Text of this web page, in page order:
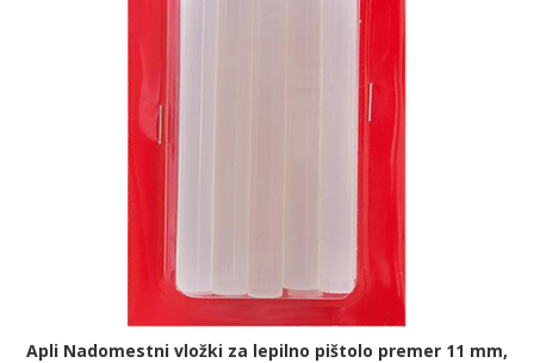
Apli Nadomestni vložki za lepilno pištolo premer 11 mm,